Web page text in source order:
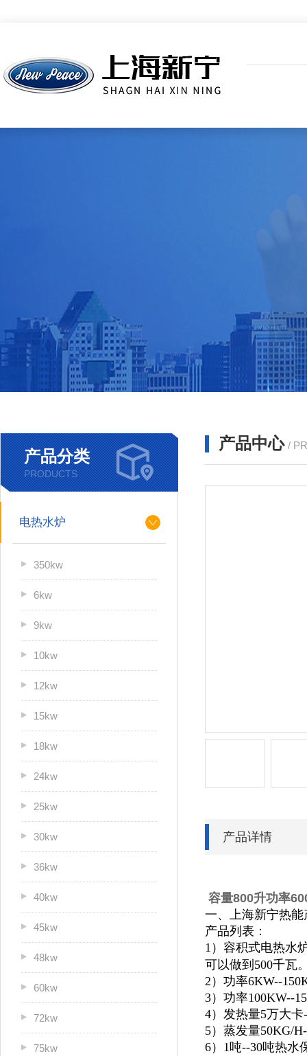
产品分类
PRODUCTS
电热水炉
350kw
6kw
9kw
10kw
12kw
15kw
18kw
24kw
25kw
30kw
36kw
40kw
45kw
48kw
60kw
72kw
75kw
产品中心 /
产品详情
容量800升功率
一、上海新宁热
产品列表：
1）容积式电热水
可以做到500千瓦
2）功率6KW--
3）功率100KW--
4）发热量5万大
5）蒸发量50KG/
6）1吨--30吨热水